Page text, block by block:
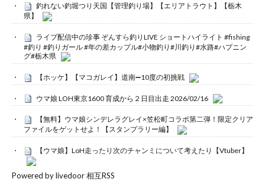
釣れない釣堀つり天国【管理釣り場】【エリアトラウト】【栃木
県】
ライブ配信中の珍事 ぞんすら釣りLIVE ショートハイライト #fishing
#釣り #釣りガール #年の差カップル#小物釣り#川釣り#水路#ハプニン
グ#栃木県
【ホッケ】【マコガレイ】道南➖10度の初挑戦
ウマ娘 LOH東京1600 育成から２日目出走 2026/02/16
【無料】ウマ娘シンデレラグレイ×笠松町コラボ第二弾！限定クリア
ファイルをゲットせよ！【スタンプラリー編】
【ウマ娘】LoH走ったり次のチャンミについて考えたり【Vtuber】
Powered by livedoor 相互RSS